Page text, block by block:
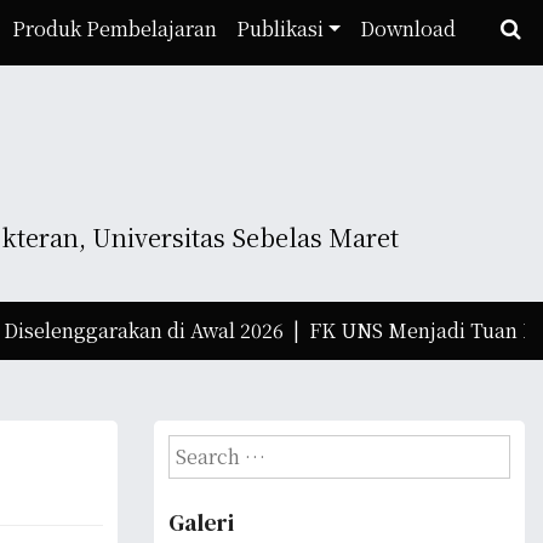
Produk Pembelajaran Publikasi Download
Universitas Sebelas Maret
di Awal 2026 |FK UNS Menjadi Tuan Rumah
S
e
r
Galeri